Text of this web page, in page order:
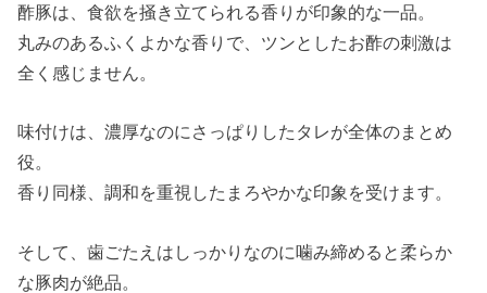
酢豚は、食欲を掻き立てられる香りが印象的な一品。
丸みのあるふくよかな香りで、ツンとしたお酢の刺激は
全く感じません。
味付けは、濃厚なのにさっぱりしたタレが全体のまとめ
役。
香り同様、調和を重視したまろやかな印象を受けます。
そして、歯ごたえはしっかりなのに噛み締めると柔らか
な豚肉が絶品。